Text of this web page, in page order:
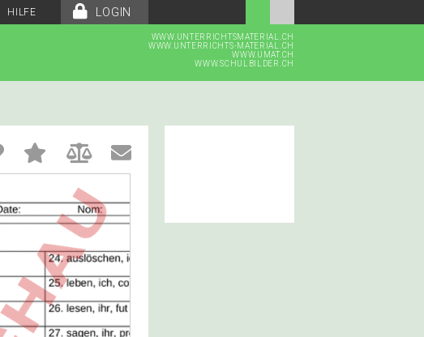
LOGIN
HILFE
WWW.UNTERRICHTSMATERIAL.CH
WWW.UNTERRICHTS-MATERIAL.CH
WWW.UMAT.CH
WWW.SCHULBILDER.CH